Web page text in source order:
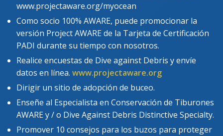
www.projectaware.org/myocean
Como socio 100% AWARE, puede promocionar la
versión Project AWARE de la Tarjeta de Certificación
PADI durante su tiempo con nosotros.
Realice encuestas de Dive against Debris y envíe
datos en línea. www.projectaware.org
Dirigir un sitio de adopción de buceo.
Enseñe al Especialista en Conservación de Tiburones
AWARE y / o Dive Against Debris Distinctive Specialty.
Promover 10 consejos para los buzos para proteger